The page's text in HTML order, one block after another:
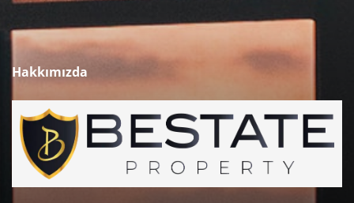
Hakkımızda